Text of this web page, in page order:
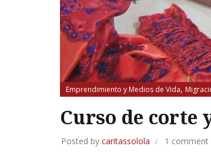
Emprendimiento y Medios de Vida,
Curso de corte
Posted by caritassolola
1 comment